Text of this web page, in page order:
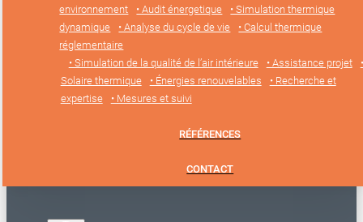
environnement
• Audit énergetique
• Simulation thermique
dynamique
• Analyse du cycle de vie
• Calcul thermique
réglementaire
• Simulation de la qualité de l’air intérieure
• Assistance projet
•
Solaire thermique
• Énergies renouvelables
• Recherche et
expertise
• Mesures et suivi
RÉFÉRENCES
CONTACT